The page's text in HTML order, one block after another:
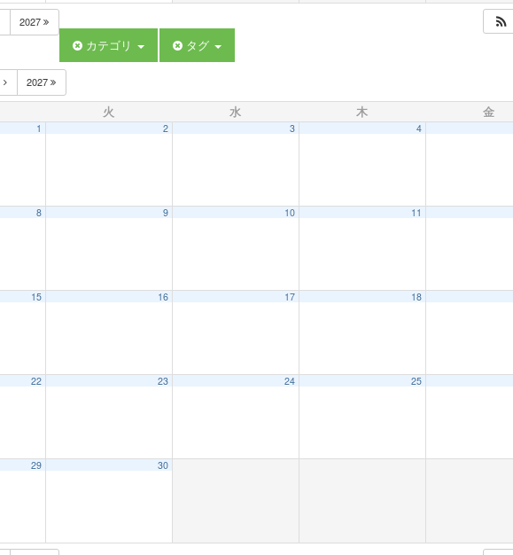
2027
カテゴリ タグ
2027
火 水 木 金
1 2 3 4
8 9 10 11
15 16 17 18
22 23 24 25
29 30